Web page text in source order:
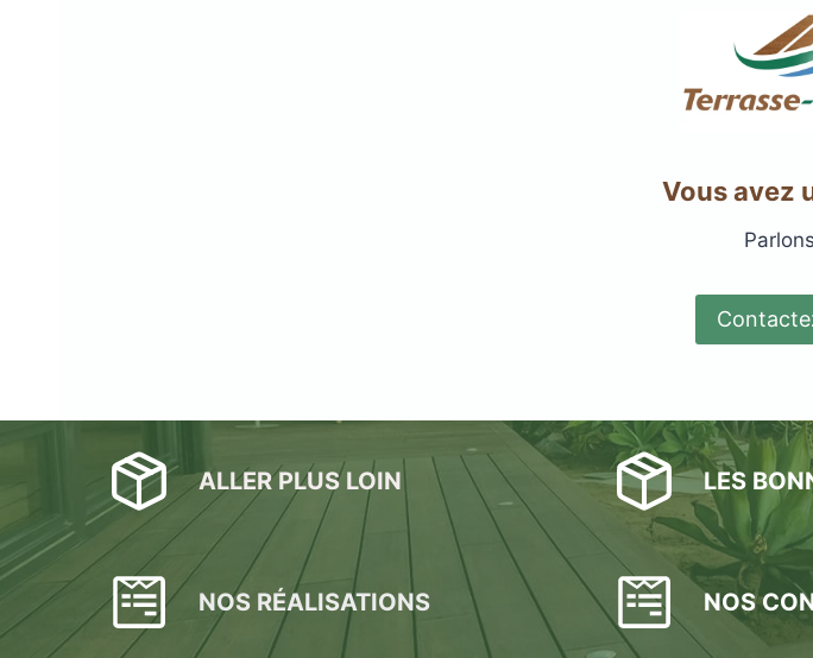
Vous avez
ALLER PLUS LOIN
NOS RÉALISATIONS
LES
NOS